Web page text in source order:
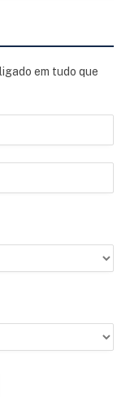
em tudo que